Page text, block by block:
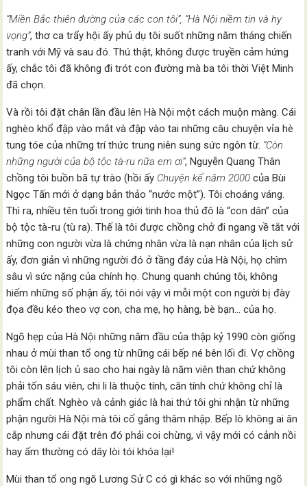
“Miền Bắc thiên đường của các con tôi”, “Hà Nội niềm tin và hy
vọng”, thơ ca trẩy hội ấy phủ dụ tôi suốt những năm tháng chiến
tranh với Mỹ và sau đó. Thú thật, không được truyền cảm hứng
ấy, chắc tôi đã không đi trót con đường mà ba tôi thời Việt Minh
đã chọn.
Và rồi tôi đặt chân lần đầu lên Hà Nội một cách muộn màng. Cái
nghèo khổ đập vào mắt và đập vào tai những câu chuyện vỉa hè
tung tóe của những trí thức trung niên sung sức ngôn từ. “Còn
những người của bộ tộc tà-ru nữa em ơi”, Nguyễn Quang Thân
chồng tôi buồn bã tự trào (hồi ấy Chuyện kể năm 2000 của Bùi
Ngọc Tấn mới ở dạng bản thảo “nước một”). Tôi choáng váng.
Thì ra, nhiều tên tuổi trong giới tinh hoa thủ đô là “con dân” của
bộ tộc tà-ru (tù ra). Thế là tôi được chồng chở đi ngang về tắt với
những con người vừa là chứng nhân vừa là nạn nhân của lịch sử
ấy, đơn giản vì những người đó ở tầng đáy của Hà Nội, họ chìm
sâu vì sức nặng của chính họ. Chung quanh chúng tôi, không
hiếm những số phận ấy, tôi nói vậy vì mỗi một con người bị đày
đọa đều kéo theo vợ con, cha mẹ, họ hàng, bè bạn… của họ.
Ngõ hẹp của Hà Nội những năm đầu của thập kỷ 1990 còn giống
nhau ở mùi than tổ ong từ những cái bếp né bên lối đi. Vợ chồng
tôi còn lên lịch ủ sao cho hai ngày là năm viên than chứ không
phải tốn sáu viên, chi li là thuộc tính, căn tính chứ không chỉ là
phẩm chất. Nghèo và cảnh giác là hai thứ tôi ghi nhận từ những
phận người Hà Nội mà tôi cố gắng thâm nhập. Bếp lò không ai ăn
cắp nhưng cái đặt trên đó phải coi chừng, vì vậy mới có cảnh nồi
hay ấm thường có dây lòi tói khóa lại!
Mùi than tổ ong ngõ Lương Sử C có gì khác so với những ngõ